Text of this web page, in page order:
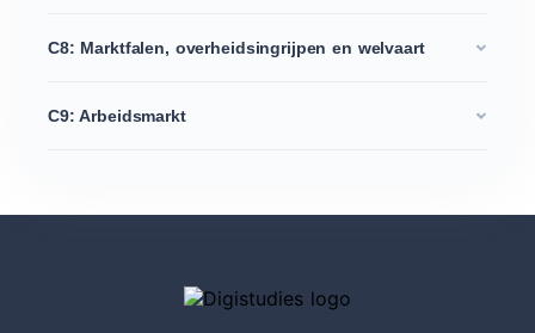
C8: Marktfalen, overheidsingrijpen en welvaart
C9: Arbeidsmarkt